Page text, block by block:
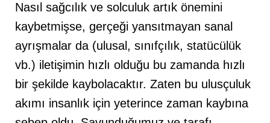
Nasıl sağcılık ve solculuk artık önemini
kaybetmişse, gerçeği yansıtmayan sanal
ayrışmalar da (ulusal, sınıfçılık, statücülük
vb.) iletişimin hızlı olduğu bu zamanda hızlı
bir şekilde kaybolacaktır. Zaten bu ulusçuluk
akımı insanlık için yeterince zaman kaybına